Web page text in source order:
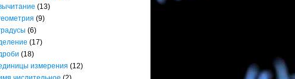
(13)
(9)
(6)
(17)
(18)
измерения (12)